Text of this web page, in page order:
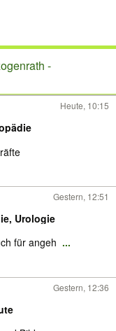
-
Heute, 10:15
Gestern, 12:51
Urologie
für angeh ...
Gestern, 12:36